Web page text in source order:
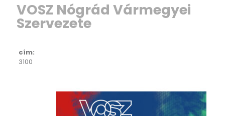
VOSZ Nógrád Vármegyei
Szervezete
cím:
3100